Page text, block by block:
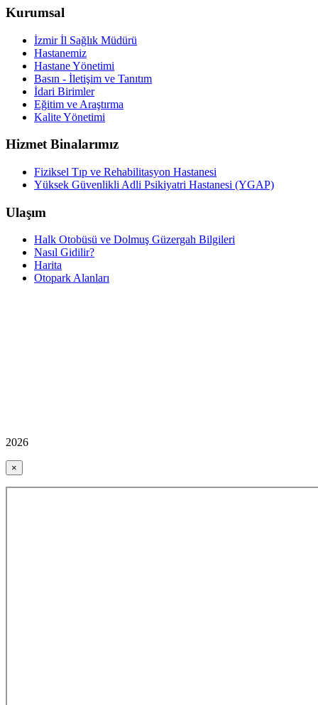
Kurumsal
İzmir İl Sağlık Müdürü
Hastanemiz
Hastane Yönetimi
Basın - İletişim ve Tanıtım
İdari Birimler
Eğitim ve Araştırma
Kalite Yönetimi
Hizmet Binalarımız
Fiziksel Tıp ve Rehabilitasyon Hastanesi
Yüksek Güvenlikli Adli Psikiyatri Hastanesi (YGAP)
Ulaşım
Halk Otobüsü ve Dolmuş Güzergah Bilgileri
Nasıl Gidilir?
Harita
Otopark Alanları
2026
×